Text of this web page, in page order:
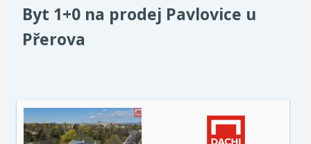
Byt 1+0 na prodej Pavlovice u
Přerova